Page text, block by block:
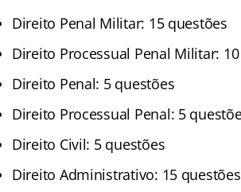
Direito Penal Militar: 15 questões
Direito Processual Penal Militar:
Direito Penal: 5 questões
Direito Processual Penal: 5
Direito Civil: 5 questões
Direito Administrativo: 15 questões